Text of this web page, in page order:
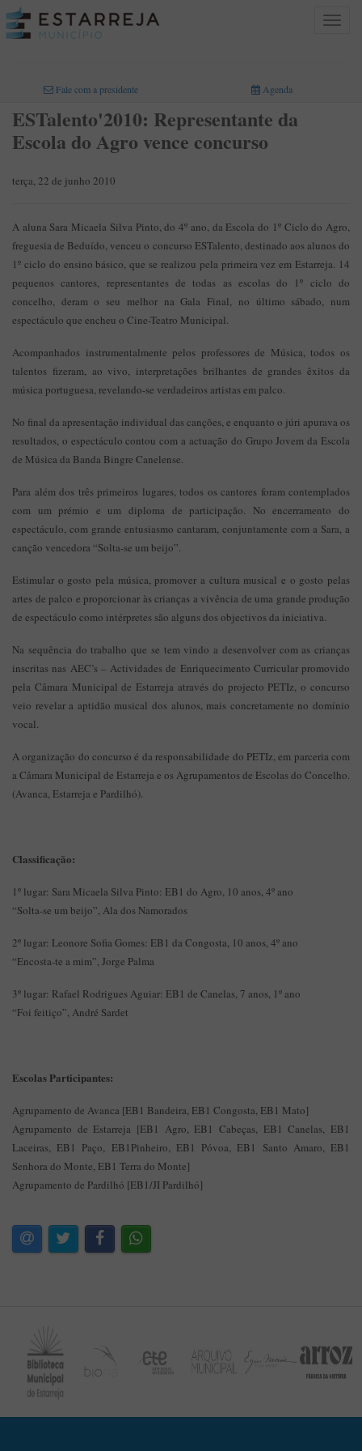
Toggle
Fale com a presidente Agenda
ESTalento'2010: Representante da
Escola do Agro vence concurso
terça, 22 de junho 2010
A aluna Sara Micaela Silva Pinto, do 4º ano, da Escola do 1º Ciclo do Agro,
freguesia de Beduído, venceu o concurso ESTalento, destinado aos alunos do
1º ciclo do ensino básico, que se realizou pela primeira vez em Estarreja. 14
pequenos cantores, representantes de todas as escolas do 1º ciclo do
concelho, deram o seu melhor na Gala Final, no último sábado, num
espectáculo que encheu o Cine-Teatro Municipal.
Acompanhados instrumentalmente pelos professores de Música, todos os
talentos fizeram, ao vivo, interpretações brilhantes de grandes êxitos da
música portuguesa, revelando-se verdadeiros artistas em palco.
No final da apresentação individual das canções, e enquanto o júri apurava os
resultados, o espectáculo contou com a actuação do Grupo Jovem da Escola
de Música da Banda Bingre Canelense.
Para além dos três primeiros lugares, todos os cantores foram contemplados
com um prémio e um diploma de participação. No encerramento do
espectáculo, com grande entusiasmo cantaram, conjuntamente com a Sara, a
canção vencedora “Solta-se um beijo”.
Estimular o gosto pela música, promover a cultura musical e o gosto pelas
artes de palco e proporcionar às crianças a vivência de uma grande produção
de espectáculo como intérpretes são alguns dos objectivos da iniciativa.
Na sequência do trabalho que se tem vindo a desenvolver com as crianças
inscritas nas AEC’s – Actividades de Enriquecimento Curricular promovido
pela Câmara Municipal de Estarreja através do projecto PETIz, o concurso
veio revelar a aptidão musical dos alunos, mais concretamente no domínio
vocal.
A organização do concurso é da responsabilidade do PETIz, em parceria com
a Câmara Municipal de Estarreja e os Agrupamentos de Escolas do Concelho.
(Avanca, Estarreja e Pardilhó).
Classificação:
1º lugar: Sara Micaela Silva Pinto: EB1 do Agro, 10 anos, 4º ano
“Solta-se um beijo”, Ala dos Namorados
2º lugar: Leonore Sofia Gomes: EB1 da Congosta, 10 anos, 4º ano
“Encosta-te a mim”, Jorge Palma
3º lugar: Rafael Rodrigues Aguiar: EB1 de Canelas, 7 anos, 1º ano
“Foi feitiço”, André Sardet
Escolas Participantes:
Agrupamento de Avanca [EB1 Bandeira, EB1 Congosta, EB1 Mato]
Agrupamento de Estarreja [EB1 Agro, EB1 Cabeças, EB1 Canelas, EB1
Laceiras, EB1 Paço, EB1Pinheiro, EB1 Póvoa, EB1 Santo Amaro, EB1
Senhora do Monte, EB1 Terra do Monte]
Agrupamento de Pardilhó [EB1/JI Pardilhó]